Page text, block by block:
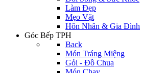
Làm Đẹp
Mẹo Vặt
Hôn Nhân & Gia Đình
Góc Bếp TPH
Back
Món Tráng Miệng
Gỏi - Đồ Chua